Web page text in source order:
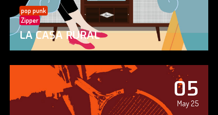
pop punk
Zipper
LA CASA RURAL
05
May 25